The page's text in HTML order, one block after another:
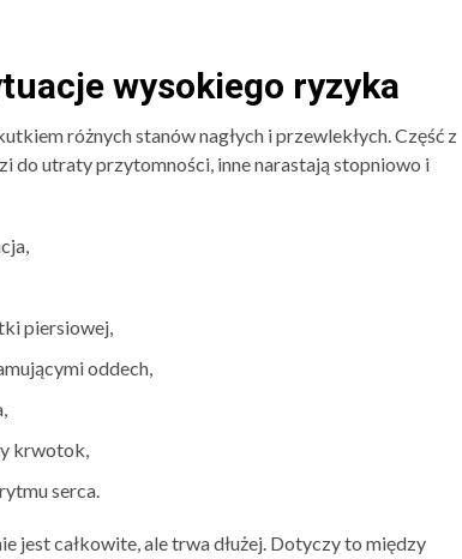
wysokiego ryzyka
różnych stanów nagłych i przewlekłych. Część z
do utraty przytomności, inne narastają stopniowo i
piersiowej,
oddech,
krwotok,
serca.
jest całkowite, ale trwa dłużej. Dotyczy to między